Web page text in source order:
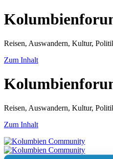
Reisen, Auswandern, Kultur,
Zum Inhalt
Reisen, Auswandern, Kultur,
Zum Inhalt